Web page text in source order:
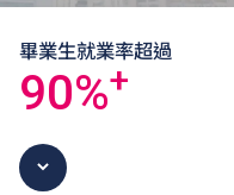
畢業生就業率超過
90%+